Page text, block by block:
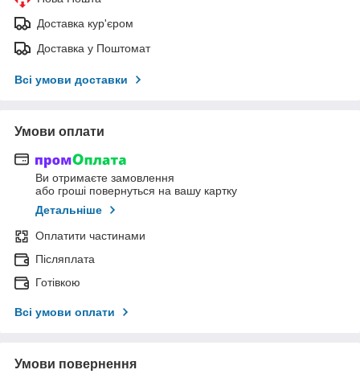
Доставка кур'єром
Доставка у Поштомат
Всі умови доставки
Умови оплати
Ви отримаєте замовлення
або гроші повернуться на вашу картку
Детальніше
Оплатити частинами
Післяплата
Готівкою
Всі умови оплати
Умови повернення